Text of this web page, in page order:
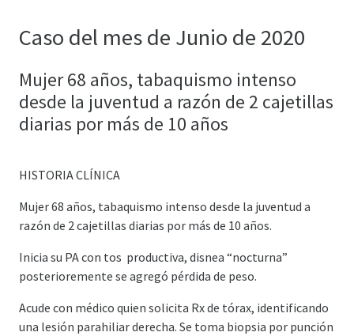
Caso del mes de Junio de 2020
Mujer 68 años, tabaquismo intenso
desde la juventud a razón de 2 cajetillas
diarias por más de 10 años
HISTORIA CLÍNICA
Mujer 68 años, tabaquismo intenso desde la juventud a
razón de 2 cajetillas diarias por más de 10 años.
Inicia su PA con tos productiva, disnea “nocturna”
posterioremente se agregó pérdida de peso.
Acude con médico quien solicita Rx de tórax, identificando
una lesión parahiliar derecha. Se toma biopsia por punción